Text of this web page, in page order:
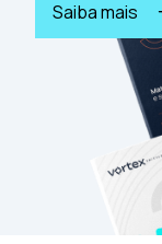
Saiba mais